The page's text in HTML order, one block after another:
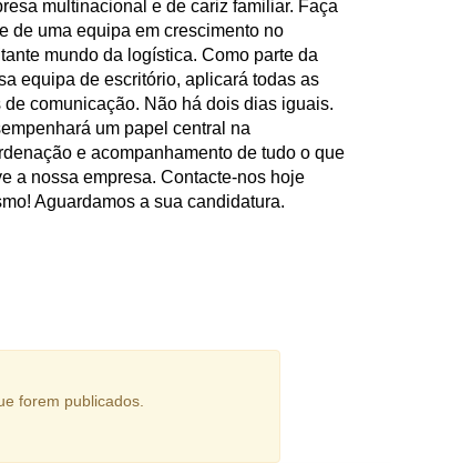
multinacional e de cariz familiar. Faça
de uma equipa em crescimento no
mundo da logística. Como parte da
equipa de escritório, aplicará todas as
de comunicação. Não há dois dias iguais.
um papel central na
e acompanhamento de tudo o que
a nossa empresa. Contacte-nos hoje
Aguardamos a sua candidatura.
forem publicados.